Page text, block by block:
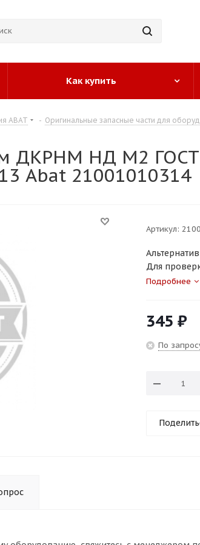
Как купить
ABAT - Оригинальные запасные части для
ДКРНМ НД М2 ГОСТ
Abat 21001010314
Артикул:
Для
Подробнее
345 ₽
По